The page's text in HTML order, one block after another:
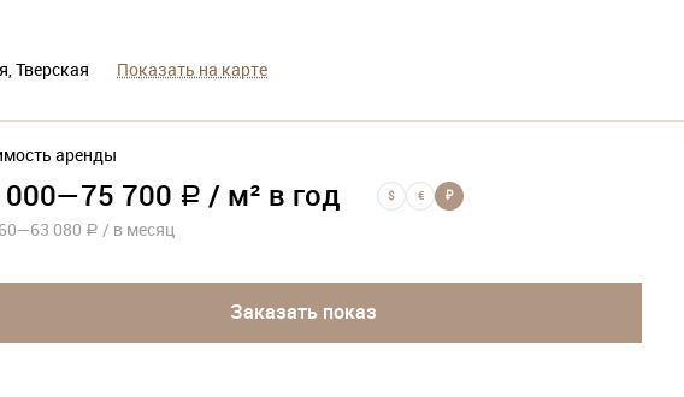
Тверская Показать на карте
аренды
000—75 700 a / м² в год $ € ₽
63 080 a / в месяц
Заказать показ